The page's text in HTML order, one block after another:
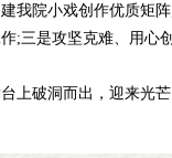
我院小戏创作优质矩
;三是攻坚克难、用心
上破洞而出，迎来光